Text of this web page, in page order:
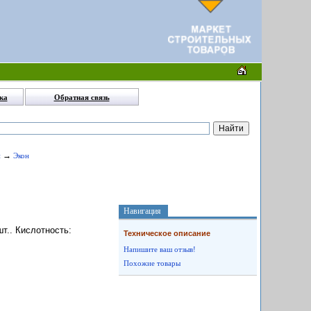
Обратная связь
→ Экон
Кислотность:
Навигация
Техническое описание
Напишите ваш отзыв!
Похожие товары